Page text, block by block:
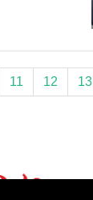
11 12 13